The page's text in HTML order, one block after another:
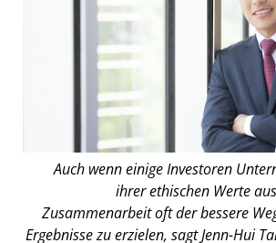
Auch wenn einige Investoren
ihrer ethischen Werte
Zusammenarbeit oft der bessere
Ergebnisse zu erzielen, sagt Jenn-Hui